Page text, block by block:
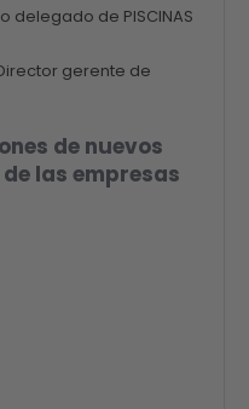
delegado de PISCINAS
gerente de
de nuevos
las empresas